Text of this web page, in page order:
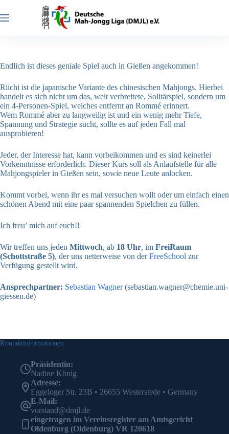
Inhalt
springen
Endlich ist dieses geniale Spiel auch in Gießen angekommen!
Riichi ist die japanische Variante des chinesischen Mahjongs. Hierbei
handelt es sich nicht um das, weit verbreitete, Solitärspiel, sondern um
ein 4-Personen-Spiel, welches entfernt an Rommé erinnert.
Wem Rommé aber zu langweilig ist und ein wenig mehr Tiefe,
Spannung und Strategie sucht, sollte es auf jeden Fall mal
ausprobieren!
Jeder, der Interesse hat, kann vorbeikommen und es sind keinerlei
Vorkenntnisse erforderlich. Dieser Kurs soll als Anlaufstelle für alle
Mahjongspieler in Gießen sein, sowie neue Leute anlocken.
Kommt vorbei, wenn ihr es mal versuchen wollt oder um einfach einen
schönen Abend mit eine paar spannenden Spielchen zu füllen.
Ich freu’ mich auf euch!!
Wir treffen uns jeden Mittwoch, ab 18 Uhr, im FreiRaum
(Schottstraße 5), der uns netterweise von derFreeSchool zur
Verfügung gestellt wird.
Ansprechpartner: Sebastian Wagner(sebastian.wagner@chemie.uni-
giessen.de)
Kontaktinformationen
Präsidentin:
Nadine König
Adresse:
Eggeloger Str. 23B • 26655 Westerstede • Germany
E-Mail:
vorstand@dmjl.de
eingetragen im Vereinsregister am Amtsgericht
Oldenburg (Oldenburg) VR 120618